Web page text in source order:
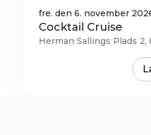
fre. den 6. november 2026
Cocktail Cruise
Herman Sallings Plads 2,